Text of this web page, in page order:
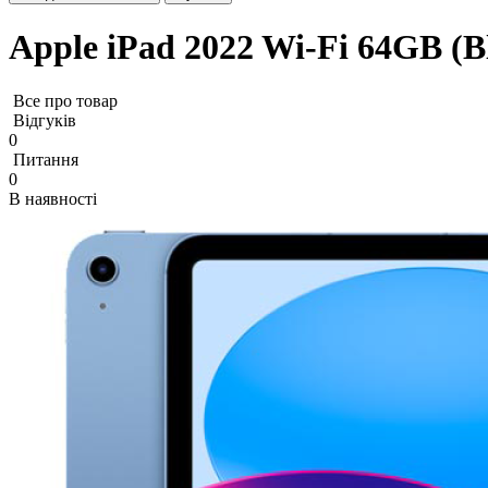
Apple iPad 2022 Wi-Fi 64GB
Все про товар
Відгуків
0
Питання
0
В наявності